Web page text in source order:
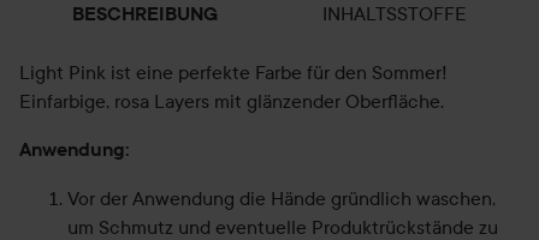
BESCHREIBUNG INHALTSSTOFFE
Light Pink ist eine perfekte Farbe für den Sommer!
Einfarbige, rosa Layers mit glänzender Oberfläche.
Anwendung:
Vor der Anwendung die Hände gründlich waschen,
um Schmutz und eventuelle Produktrückstände zu